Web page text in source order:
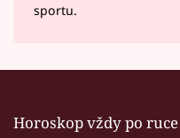
sportu.
Horoskop vždy po ruce